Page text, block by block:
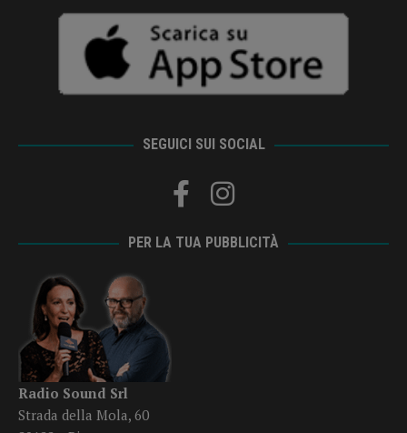
SEGUICI SUI SOCIAL
PER LA TUA PUBBLICITÀ
Radio Sound Srl
Strada della Mola, 60